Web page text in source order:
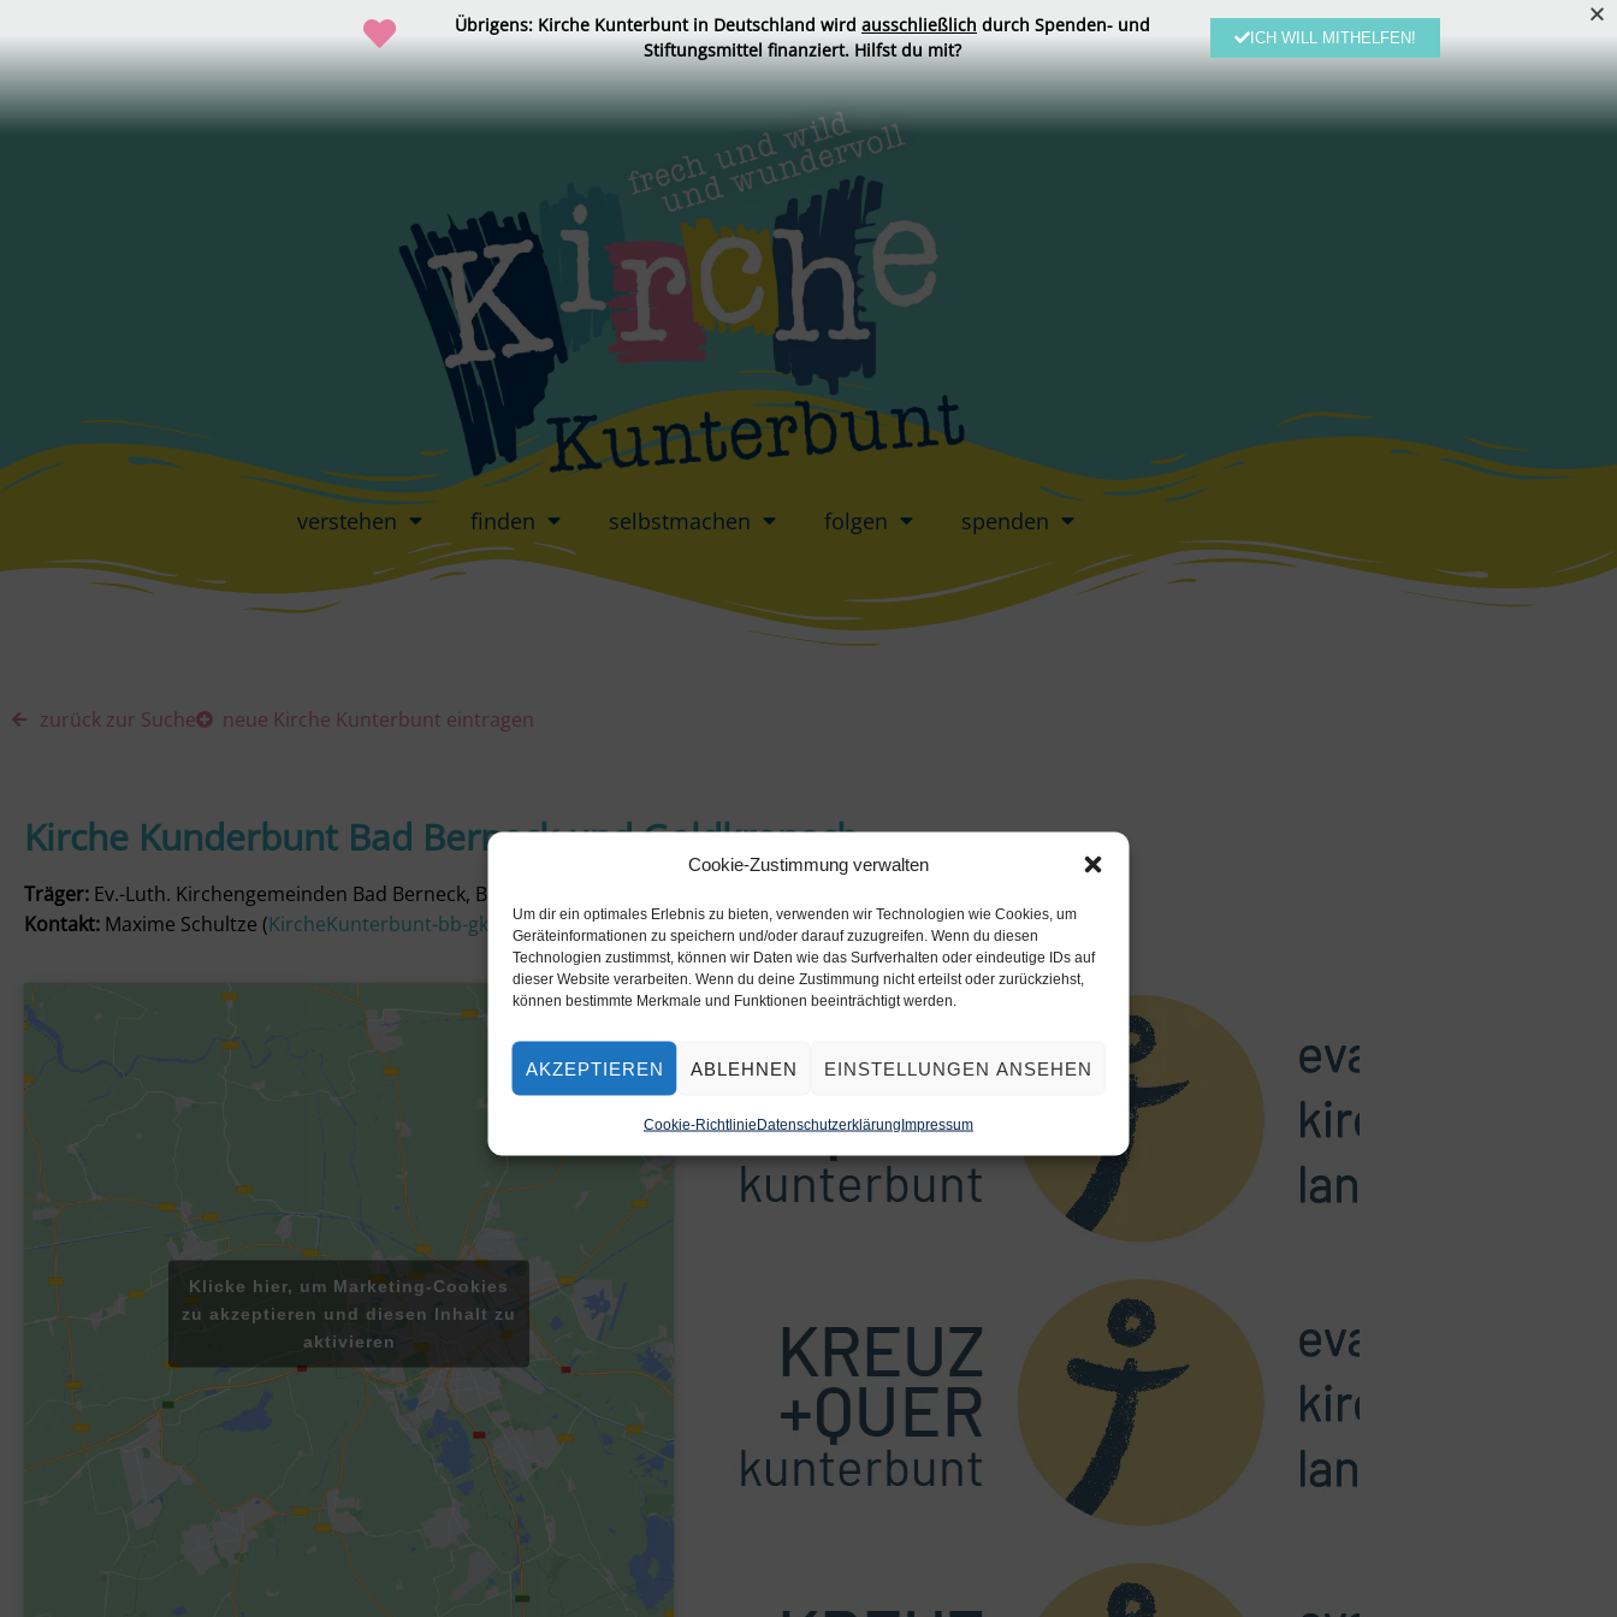
Cookie-Zustimmung verwalten
Um dir ein optimales Erlebnis zu bieten, verwenden wir Technologien wie Cookies, um
Geräteinformationen zu speichern und/oder darauf zuzugreifen. Wenn du diesen
Technologien zustimmst, können wir Daten wie das Surfverhalten oder eindeutige IDs auf
dieser Website verarbeiten. Wenn du deine Zustimmung nicht erteilst oder zurückziehst,
können bestimmte Merkmale und Funktionen beeinträchtigt werden.
AKZEPTIEREN ABLEHNEN EINSTELLUNGEN ANSEHEN
Cookie-RichtlinieDatenschutzerklärungImpressum
verstehen finden selbstmachen folgen spenden
zurück zur Suche neue Kirche Kunterbunt eintragen
Kirche Kunderbunt Bad Berneck und Goldkronach
Träger: Ev.-Luth. Kirchengemeinden Bad Berneck, Benk und Goldkronach
Kontakt: Maxime Schultze (KircheKunterbunt-bb-gk@gmx.de)
Klicke hier, um Marketing-Cookies
zu akzeptieren und diesen Inhalt zu
aktivieren
Übrigens: Kirche Kunterbunt in Deutschland wird ausschließlich durch Spenden- und
Stiftungsmittel finanziert. Hilfst du mit?
ICH WILL MITHELFEN!